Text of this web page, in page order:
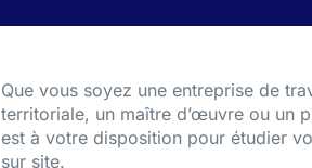
Que vous soyez une entreprise de
territoriale, un maître d’œuvre ou un
est à votre disposition pour étudier
sur site.